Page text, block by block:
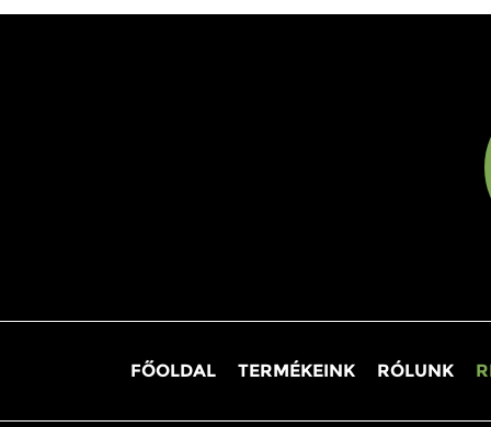
FŐOLDAL TERMÉKEINK RÓLUNK